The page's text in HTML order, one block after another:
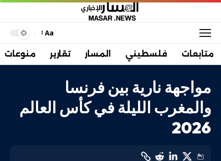
Aa
متابعات فلسطيني المسار تقارير منوعات
مواجهة نارية بين فرنسا
والمغرب الليلة في كأس العالم
2026